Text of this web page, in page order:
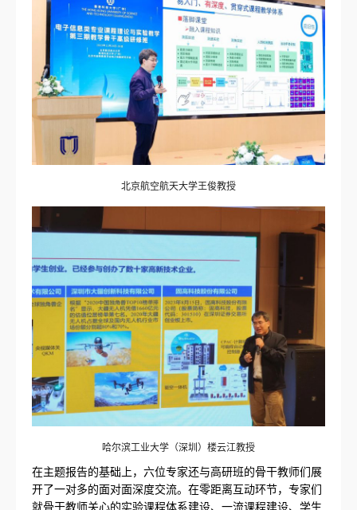
北京航空航天大学王俊教授
哈尔滨工业大学（深圳）楼云江教授
在主题报告的基础上，六位专家还与高研班的骨干教师们展
开了一对多的面对面深度交流。在零距离互动环节，专家们
就骨干教师关心的实验课程体系建设、一流课程建设、学生